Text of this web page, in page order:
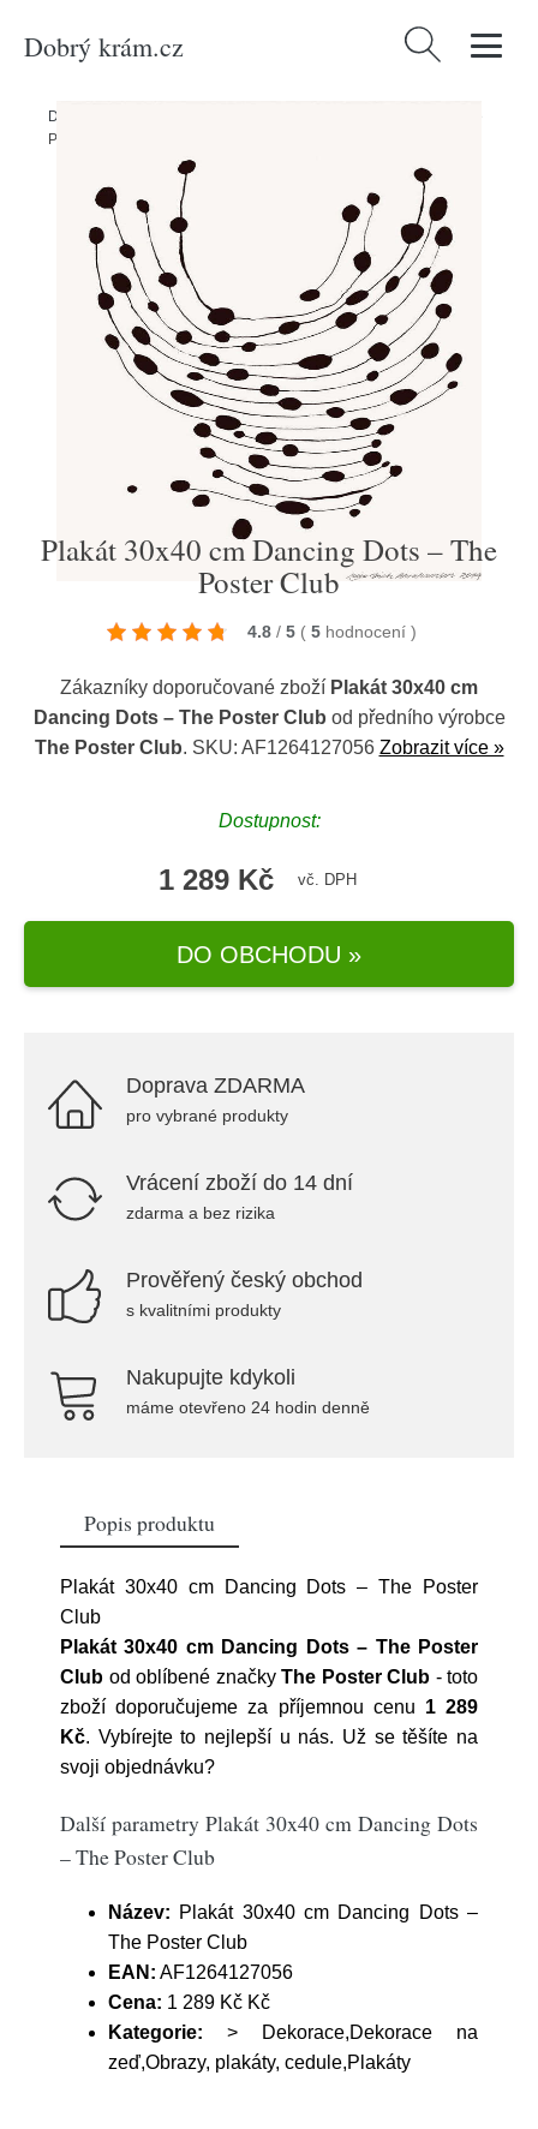
Dobrý krám.cz Vyhledávání
Domů
Poster Club
Plakát 30x40 cm Dancing Dots – The
Poster Club
4.8 / 5 ( 5 hodnocení )
Zákazníky doporučované zboží Plakát 30x40 cm
Dancing Dots – The Poster Club od předního výrobce
The Poster Club. SKU: AF1264127056 Zobrazit více »
Dostupnost:
1 289 Kč vč. DPH
DO OBCHODU »
Doprava ZDARMA
pro vybrané produkty
Vrácení zboží do 14 dní
zdarma a bez rizika
Prověřený český obchod
s kvalitními produkty
Nakupujte kdykoli
máme otevřeno 24 hodin denně
Popis produktu
Plakát 30x40 cm Dancing Dots – The Poster
Club
Plakát 30x40 cm Dancing Dots – The Poster
Club od oblíbené značky The Poster Club - toto
zboží doporučujeme za příjemnou cenu 1 289
Kč. Vybírejte to nejlepší u nás. Už se těšíte na
svoji objednávku?
Další parametry Plakát 30x40 cm Dancing Dots
– The Poster Club
Název: Plakát 30x40 cm Dancing Dots –
The Poster Club
EAN: AF1264127056
Cena: 1 289 Kč Kč
Kategorie: > Dekorace,Dekorace na
zeď,Obrazy, plakáty, cedule,Plakáty